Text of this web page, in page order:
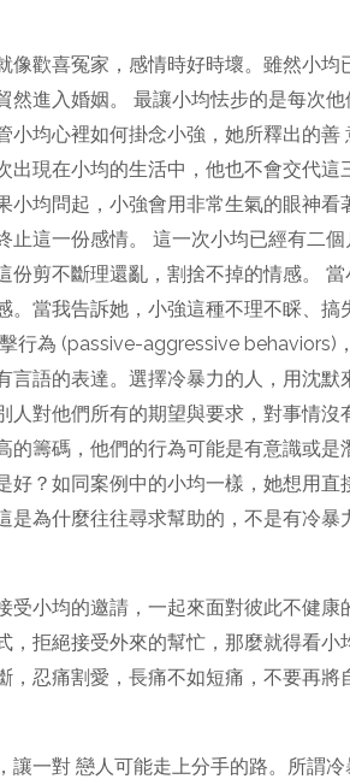
像歡喜冤家，感情時好時壞。雖然小
然進入婚姻。 最讓小均怯步的是每次
小均心裡如何掛念小強，她所釋出的
現在小均的生活中，他也不會交代
小均問起，小強會用非常生氣的眼神
止這一份感情。 這一次小均已經有二
份剪不斷理還亂，割捨不掉的情感。
。當我告訴她，小強這種不理不睬、
行為 (passive-aggressive behaviors)
言語的表達。選擇冷暴力的人，用沈
人對他們所有的期望與要求，對事情
籌碼，他們的行為可能是有意識或是
好？如同案例中的小均一樣，她想用
是為什麼往往尋求幫助的，不是有冷
受小均的邀請，一起來面對彼此不健
，拒絕接受外來的幫忙，那麼就得看
，忍痛割愛，長痛不如短痛，不要再
讓一對 戀人可能走上分手的路。所謂